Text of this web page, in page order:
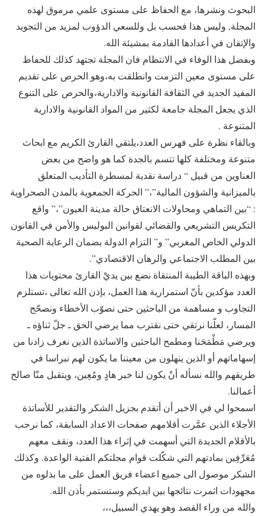
البحوث ونشرها، مع الحفاظ على مستوى علمي مرموق لهذه
المجلة, وليس هذا فحسب بل وللسعي الدؤوب لمزيد من التجويد
والإتقان في أعدادها القادمة بمشيئة الله.
وبفضل هذا الوفاء في الانتظام فان المجلة تجتهد كذلك للحفاظ
على مستوى معين التزمت وانطلقت به،وهو الحرص على تقديم
المفيد الجديد في الثقافة القانونية والادارية،والحرص على التنوع
الذي يجعل المجلة جامعة لكثير من المواد القانونية والادارية
المتنوعة .
وبالقاء نظرة على فهرس العدد،يلتقي القارئ الكريم مع ابحاث
متنوعة ومختلفة كلها تتسم بالجدة كما هو واضح من بعض
العناوين من قبيل “ دراسة نقدية لمسطرة التأديب المتعلق
بالميزانية والشؤون المالية”،” الحركة الجمعوية بالمدن الصحراوية
: “بين التماهي ومحاولات الانعتاق حالة مدينة العيون”،” واقع
التكريس التشريعي والقضائي لقوانين البوليس والأمن في القانون
الدولي الخاص المغربي” و” التزام الدولة بضمان الرعاية الصحية
بين المطلب الاجتماعي والرهان الاقتصادي”.
وبهذه الباقة الطيبة المنتقاة نضع بين يديْ القارئ محتويات هذا
العدد مؤكدين بأنّ استمرارية هذا العمل، بإذن الله تعالى ،تستلزم
التجاوب و مساهمة من الباحثين حتى نصوّب الأخطاء ونصحّح
المسار، لعلّنا نرتقي حتى نقترب مما يرضي الحق ـ جلّ ثناؤه ـ
ويرضي مَطْمَحَنا ومطمح الباحثين والاساتذة الذين نغرف زادنا من
إسهاماتهم أو الذين ينهلون من معيننا ما يكون لهم نبراسا في
طريقهم والله نسأله أنْ يكون لنا خير هادٍ ومُعِين، ويتقبل منّا صالح
أعمالنا.
اسمحوا لي في الاخير أن أتقدم بجزيل الشكر والتقدير للأساتذة
الأجلاء الذين عمَّرت أقلامهم صفحات الاعداد السابقة، كما نرحب
بالأقلام الجديدة التي أسهمت في إثراء هذا العدد، ونقف معهم
مُعَرِّفِين بمادتهم التي شكّلت قوام مجلتكم الفتية الواعدة. وكذلك
الشكر موصول الى جميع اعضاء فريق العمل على ما بذلوه من
مجهودات اثمرت نتائجها بين ايديكم وستستمر بأذن الله.
والله من وراء القصد وهو يهدي السبيل،،،